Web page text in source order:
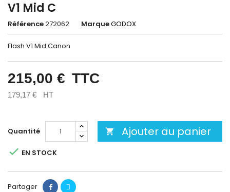
V1 Mid C
Référence272062 MarqueGODOX
Flash V1 Mid Canon
215,00 € TTC
179,17 € HT
Quantité  Ajouter au panier
 EN STOCK
Partager